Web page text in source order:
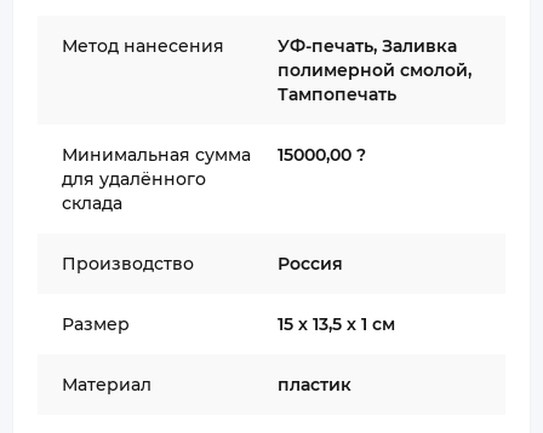
Метод нанесения
УФ-печать, Заливка
полимерной смолой,
Тампопечать
Минимальная сумма
для удалённого
склада
15000,00 ?
Производство Россия
Размер 15 х 13,5 х 1 см
Материал пластик